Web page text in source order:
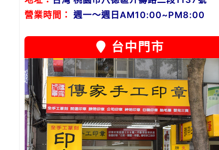
營業時間：
週一～週日AM10:00~PM8:00
台中門市